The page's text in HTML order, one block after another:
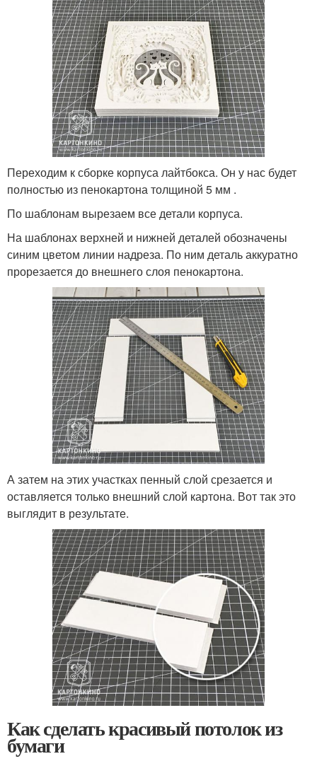
Переходим к сборке корпуса лайтбокса. Он у нас будет
полностью из пенокартона толщиной 5 мм .
По шаблонам вырезаем все детали корпуса.
На шаблонах верхней и нижней деталей обозначены
синим цветом линии надреза. По ним деталь аккуратно
прорезается до внешнего слоя пенокартона.
А затем на этих участках пенный слой срезается и
оставляется только внешний слой картона. Вот так это
выглядит в результате.
Как сделать красивый потолок из
бумаги